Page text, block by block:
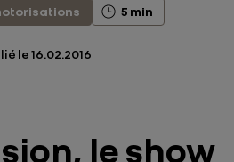
5 min
le16.02.2016
le show